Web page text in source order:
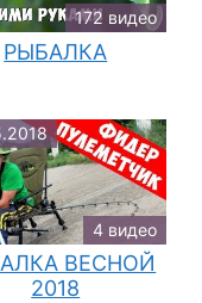
172 видео
РЫБАЛКА
4 видео
ВЕСНОЙ
2018